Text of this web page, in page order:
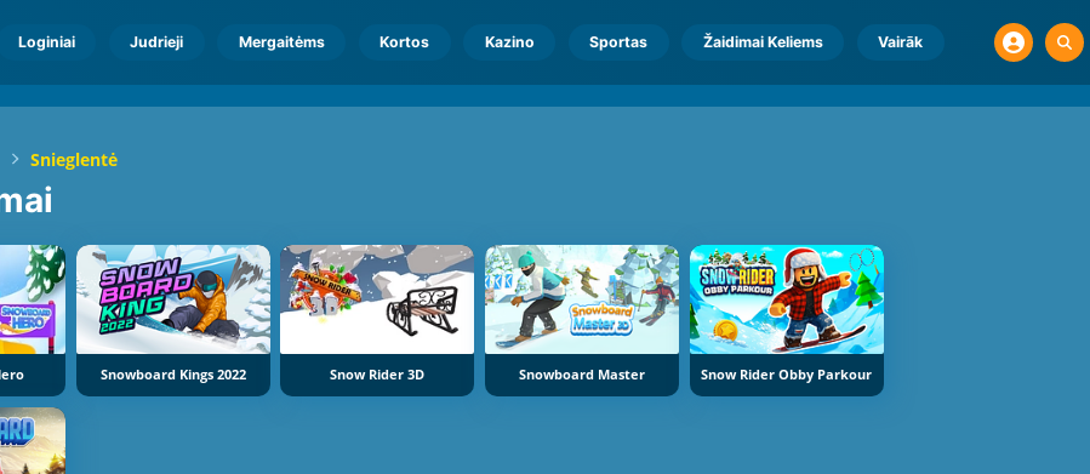
Loginiai Judrieji Mergaitėms Kortos Kazino Sportas Žaidimai Keliems Vairāk
Snieglentė
Snowboard Kings 2022 Snow Rider 3D Snowboard Master Snow Rider Obby Parkour